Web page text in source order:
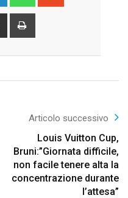
Share
Articolo successivo
Louis Vuitton Cup,
Bruni:”Giornata difficile,
non facile tenere alta la
concentrazione durante
l’attesa”